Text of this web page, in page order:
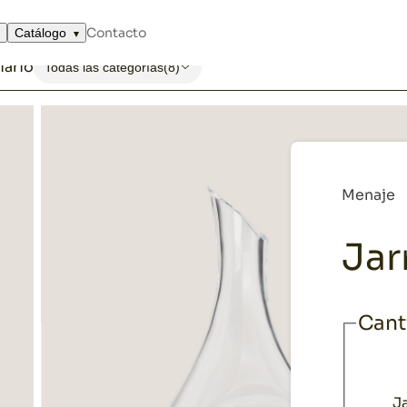
Catálogo Contacto
Jarra decantador
Todas las categorías(8)
Menaje